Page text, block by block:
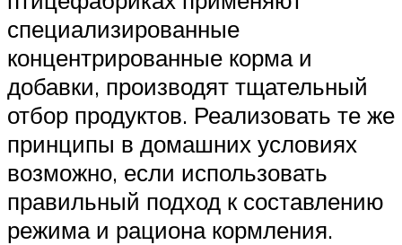
специализированные
концентрированные корма и
добавки, производят тщательный
отбор продуктов. Реализовать те же
принципы в домашних условиях
возможно, если использовать
правильный подход к составлению
режима и рациона кормления.